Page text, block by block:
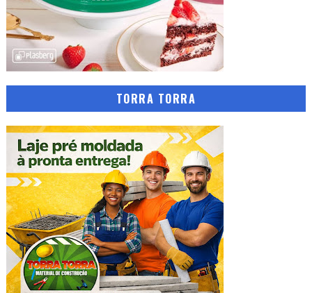
TORRA TORRA